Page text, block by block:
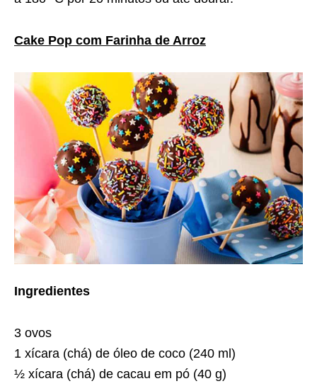
Cake Pop com Farinha de Arroz
Ingredientes
3 ovos
1 xícara (chá) de óleo de coco (240 ml)
½ xícara (chá) de cacau em pó (40 g)